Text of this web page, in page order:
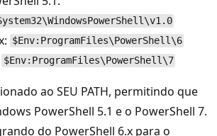
$Env:ProgramFiles\PowerShell\6
$Env:ProgramFiles\PowerShell\7
ao SEU PATH, permitindo que
PowerShell 5.1 e o PowerShell 7.
do PowerShell 6.x para o